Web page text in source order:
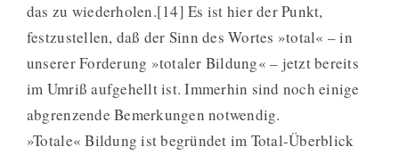
das zu wiederholen.[14] Es ist hier der Punkt,
festzustellen, daß der Sinn des Wortes »total« – in
unserer Forderung »totaler Bildung« – jetzt bereits
im Umriß aufgehellt ist. Immerhin sind noch einige
abgrenzende Bemerkungen notwendig.
»Totale« Bildung ist begründet im Total-Überblick